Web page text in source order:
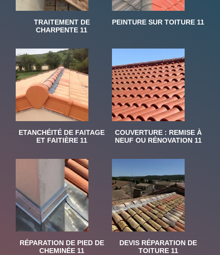
TRAITEMENT DE
CHARPENTE 11
PEINTURE SUR TOITURE 11
ETANCHÉITÉ DE FAITAGE
ET FAITIÈRE 11
COUVERTURE : REMISE À
NEUF OU RÉNOVATION 11
RÉPARATION DE PIED DE
CHEMINÉE 11
DEVIS RÉPARATION DE
TOITURE 11